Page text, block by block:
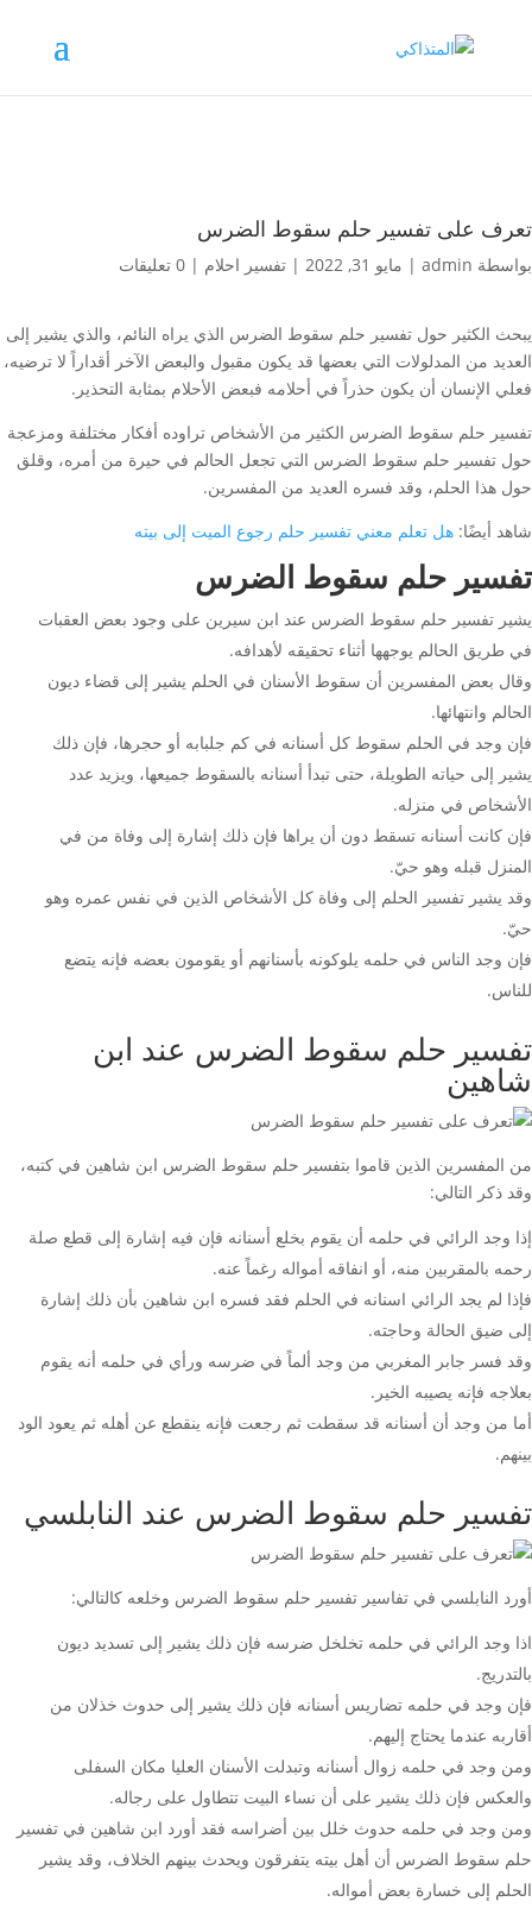
تعرف على تفسير حلم سقوط الضرس
بواسطة admin
| مايو 31, 2022 | تفسير احلام | 0 تعليقات
يبحث الكثير حول تفسير حلم سقوط الضرس الذي يراه النائم، والذي يشير إلى
العديد من المدلولات التي بعضها قد يكون مقبول والبعض الآخر أقداراً لا ترضيه،
فعلي الإنسان أن يكون حذراً في أحلامه فبعض الأحلام بمثابة التحذير.
تفسير حلم سقوط الضرس الكثير من الأشخاص تراوده أفكار مختلفة ومزعجة
حول تفسير حلم سقوط الضرس التي تجعل الحالم في حيرة من أمره، وقلق
حول هذا الحلم، وقد فسره العديد من المفسرين.
شاهد أيضًا: هل تعلم معني تفسير حلم رجوع الميت إلى بيته
تفسير حلم سقوط الضرس
يشير تفسير حلم سقوط الضرس عند ابن سيرين على وجود بعض العقبات
في طريق الحالم يوجهها أثناء تحقيقه لأهدافه.
وقال بعض المفسرين أن سقوط الأسنان في الحلم يشير إلى قضاء ديون
الحالم وانتهائها.
فإن وجد في الحلم سقوط كل أسنانه في كم جلبابه أو حجرها، فإن ذلك
يشير إلى حياته الطويلة، حتى تبدأ أسنانه بالسقوط جميعها، ويزيد عدد
الأشخاص في منزله.
فإن كانت أسنانه تسقط دون أن يراها فإن ذلك إشارة إلى وفاة من في
المنزل قبله وهو حيّ.
وقد يشير تفسير الحلم إلى وفاة كل الأشخاص الذين في نفس عمره وهو
حيّ.
فإن وجد الناس في حلمه يلوكونه بأسنانهم أو يقومون بعضه فإنه يتضع
للناس.
تفسير حلم سقوط الضرس عند ابن
شاهين
من المفسرين الذين قاموا بتفسير حلم سقوط الضرس ابن شاهين في كتبه،
وقد ذكر التالي:
إذا وجد الرائي في حلمه أن يقوم بخلع أسنانه فإن فيه إشارة إلى قطع صلة
رحمه بالمقربين منه، أو انفاقه أمواله رغماً عنه.
فإذا لم يجد الرائي اسنانه في الحلم فقد فسره ابن شاهين بأن ذلك إشارة
إلى ضيق الحالة وحاجته.
وقد فسر جابر المغربي من وجد ألماً في ضرسه ورأي في حلمه أنه يقوم
بعلاجه فإنه يصيبه الخير.
أما من وجد أن أسنانه قد سقطت ثم رجعت فإنه ينقطع عن أهله ثم يعود الود
بينهم.
تفسير حلم سقوط الضرس عند النابلسي
أورد النابلسي في تفاسير تفسير حلم سقوط الضرس وخلعه كالتالي:
اذا وجد الرائي في حلمه تخلخل ضرسه فإن ذلك يشير إلى تسديد ديون
بالتدريج.
فإن وجد في حلمه تضاريس أسنانه فإن ذلك يشير إلى حدوث خذلان من
أقاربه عندما يحتاج إليهم.
ومن وجد في حلمه زوال أسنانه وتبدلت الأسنان العليا مكان السفلى
والعكس فإن ذلك يشير على أن نساء البيت تتطاول على رجاله.
ومن وجد في حلمه حدوث خلل بين أضراسه فقد أورد ابن شاهين في تفسير
حلم سقوط الضرس أن أهل بيته يتفرقون ويحدث بينهم الخلاف، وقد يشير
الحلم إلى خسارة بعض أمواله.